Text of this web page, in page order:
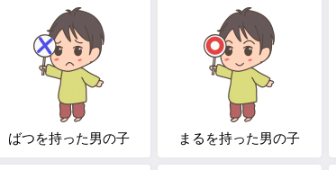
ばつを持った男の子 まるを持った男の子